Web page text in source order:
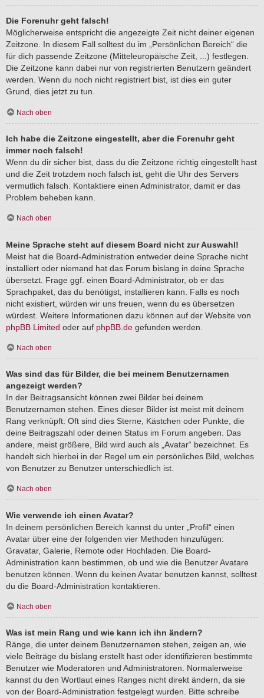
Die Forenuhr geht falsch!
Möglicherweise entspricht die angezeigte Zeit nicht deiner eigenen
Zeitzone. In diesem Fall solltest du im „Persönlichen Bereich“ die
für dich passende Zeitzone (Mitteleuropäische Zeit, ...) festlegen.
Die Zeitzone kann dabei nur von registrierten Benutzern geändert
werden. Wenn du noch nicht registriert bist, ist dies ein guter
Grund, dies jetzt zu tun.
Nach oben
Ich habe die Zeitzone eingestellt, aber die Forenuhr geht
immer noch falsch!
Wenn du dir sicher bist, dass du die Zeitzone richtig eingestellt hast
und die Zeit trotzdem noch falsch ist, geht die Uhr des Servers
vermutlich falsch. Kontaktiere einen Administrator, damit er das
Problem beheben kann.
Nach oben
Meine Sprache steht auf diesem Board nicht zur Auswahl!
Meist hat die Board-Administration entweder deine Sprache nicht
installiert oder niemand hat das Forum bislang in deine Sprache
übersetzt. Frage ggf. einen Board-Administrator, ob er das
Sprachpaket, das du benötigst, installieren kann. Falls es noch
nicht existiert, würden wir uns freuen, wenn du es übersetzen
würdest. Weitere Informationen dazu können auf der Website von
phpBB Limited oder auf phpBB.de gefunden werden.
Nach oben
Was sind das für Bilder, die bei meinem Benutzernamen
angezeigt werden?
In der Beitragsansicht können zwei Bilder bei deinem
Benutzernamen stehen. Eines dieser Bilder ist meist mit deinem
Rang verknüpft: Oft sind dies Sterne, Kästchen oder Punkte, die
deine Beitragszahl oder deinen Status im Forum angeben. Das
andere, meist größere, Bild wird auch als „Avatar“ bezeichnet. Es
handelt sich hierbei in der Regel um ein persönliches Bild, welches
von Benutzer zu Benutzer unterschiedlich ist.
Nach oben
Wie verwende ich einen Avatar?
In deinem persönlichen Bereich kannst du unter „Profil“ einen
Avatar über eine der folgenden vier Methoden hinzufügen:
Gravatar, Galerie, Remote oder Hochladen. Die Board-
Administration kann bestimmen, ob und wie die Benutzer Avatare
benutzen können. Wenn du keinen Avatar benutzen kannst, solltest
du die Board-Administration kontaktieren.
Nach oben
Was ist mein Rang und wie kann ich ihn ändern?
Ränge, die unter deinem Benutzernamen stehen, zeigen an, wie
viele Beiträge du bislang erstellt hast oder identifizieren bestimmte
Benutzer wie Moderatoren und Administratoren. Normalerweise
kannst du den Wortlaut eines Ranges nicht direkt ändern, da sie
von der Board-Administration festgelegt wurden. Bitte schreibe